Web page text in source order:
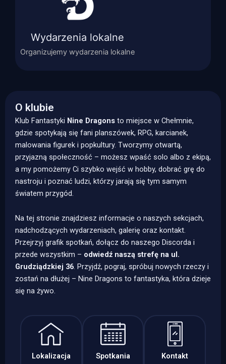
Wydarzenia lokalne
Organizujemy wydarzenia lokalne
O klubie
Klub Fantastyki Nine Dragons to miejsce w Chełmnie,
gdzie spotykają się fani planszówek, RPG, karcianek,
malowania figurek i popkultury. Tworzymy otwartą,
przyjazną społeczność – możesz wpaść solo albo z ekipą,
a my pomożemy Ci szybko wejść w hobby, dobrać grę do
nastroju i poznać ludzi, którzy jarają się tym samym
światem przygód.
Na tej stronie znajdziesz informacje o naszych sekcjach,
nadchodzących wydarzeniach, galerię oraz kontakt.
Przejrzyj grafik spotkań, dołącz do naszego Discorda i
przede wszystkim – odwiedź naszą strefę na ul.
Grudziądzkiej 36. Przyjdź, pograj, spróbuj nowych rzeczy i
zostań na dłużej – Nine Dragons to fantastyka, która dzieje
się na żywo.
Lokalizacja
Spotkania
Kontakt